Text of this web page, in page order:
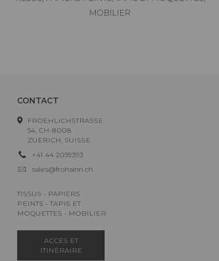
MOBILIER
CONTACT
FROEHLICHSTRASSE
54, CH-8008
ZUERICH, SUISSE
+41 44 2059393
sales@frohsinn.ch
TISSUS - PAPIERS
PEINTS - TAPIS ET
MOQUETTES - MOBILIER
ACCÈS ET
ITINÉRAIRE